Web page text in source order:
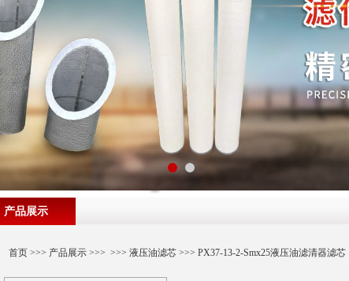
产品展示
首页>>> 产品展示>>> >>> 液压油滤芯>>> PX37-13-2-Smx25液压油滤清器滤芯